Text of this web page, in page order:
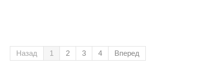
Назад 1 2 3 4 Вперед